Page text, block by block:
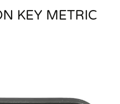
KEY METRIC